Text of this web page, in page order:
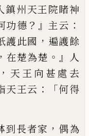
鎮州天王院睹神
功德 ？』 主云 ：
護此國 ， 遍護餘
， 在楚為楚 。』 人
， 天王向甚處去
天王云 ：「何得
到長者家 ， 偶為